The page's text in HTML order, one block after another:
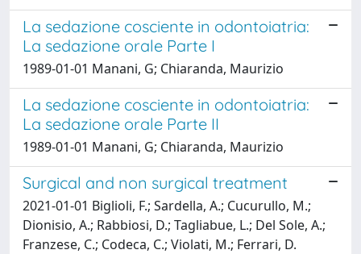
La sedazione cosciente in odontoiatria:
La sedazione orale Parte I
1989-01-01 Manani, G; Chiaranda, Maurizio
La sedazione cosciente in odontoiatria:
La sedazione orale Parte II
1989-01-01 Manani, G; Chiaranda, Maurizio
Surgical and non surgical treatment
2021-01-01 Biglioli, F.; Sardella, A.; Cucurullo, M.;
Dionisio, A.; Rabbiosi, D.; Tagliabue, L.; Del Sole, A.;
Franzese, C.; Codeca, C.; Violati, M.; Ferrari, D.